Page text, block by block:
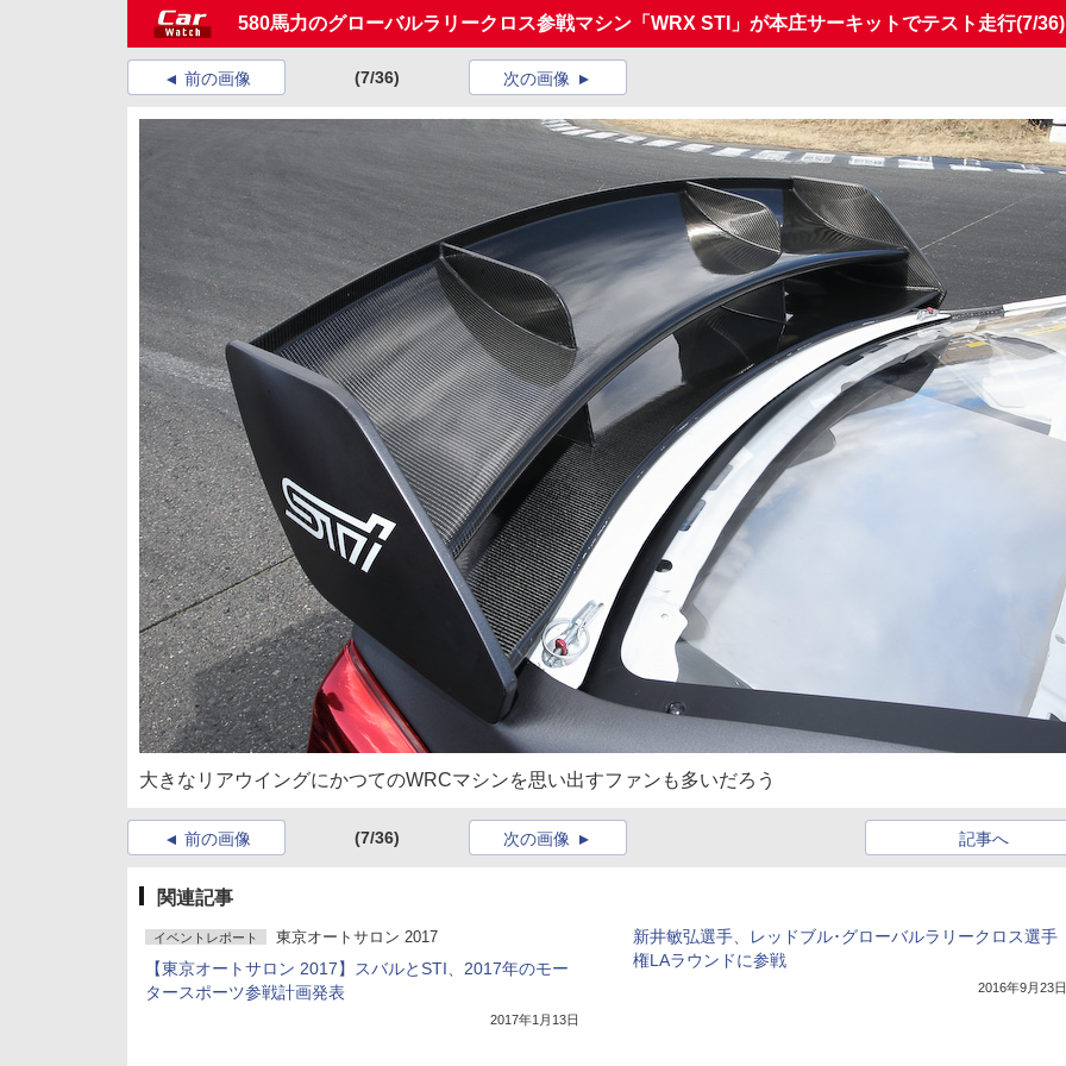
580馬力のグローバルラリークロス参戦マシン「WRX STI」が本庄サーキットでテスト走行(7/36)
前の画像 (7/36) 次の画像
大きなリアウイングにかつてのWRCマシンを思い出すファンも多いだろう
前の画像 (7/36) 次の画像 記事へ
関連記事
イベントレポート 東京オートサロン 2017
【東京オートサロン 2017】スバルとSTI、2017年のモー
タースポーツ参戦計画発表
2017年1月13日
新井敏弘選手、レッドブル･グローバルラリークロス選手
権LAラウンドに参戦
2016年9月23日